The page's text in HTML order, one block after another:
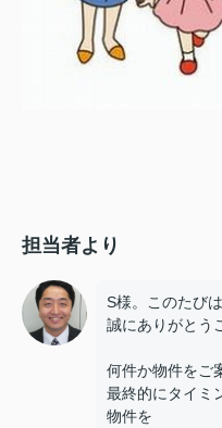
担当者より
S様。このたび
誠にありがとう
何件か物件をご
最終的にタイミ
物件を